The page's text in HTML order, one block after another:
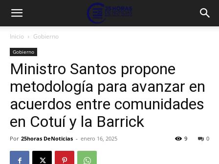
Inicio Gobierno
Gobierno
Ministro Santos propone
metodología para avanzar en
acuerdos entre comunidades
en Cotuí y la Barrick
Por 25horas DeNoticias - enero 16, 2025 0
9